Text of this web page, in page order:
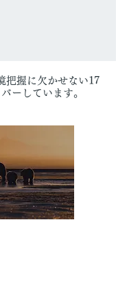
把握に欠かせない17
ーしています。